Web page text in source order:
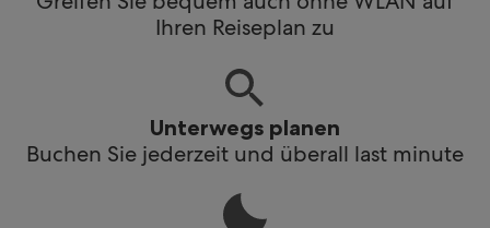
Ihren Reiseplan zu
Unterwegs planen
Buchen Sie jederzeit und überall last minute